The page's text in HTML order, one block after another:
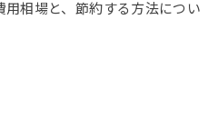
用相場と、節約する方法につい